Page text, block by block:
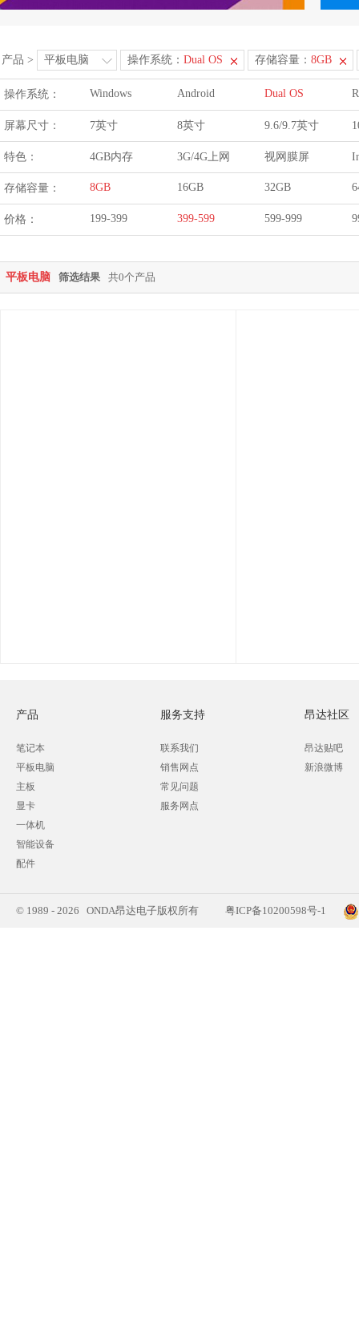
产品 > 平板电脑 操作系统： Dual OS 存储容量： 8GB
操作系统： Windows Android Dual OS
屏幕尺寸： 7英寸 8英寸 9.6/9.7英寸
特色： 4GB内存 3G/4G上网 视网膜屏
存储容量： 8GB 16GB 32GB
价格： 199-399 399-599 599-999
平板电脑 筛选结果 共0个产品
产品
笔记本
平板电脑
主板
显卡
一体机
智能设备
配件
服务支持
联系我们
销售网点
常见问题
服务网点
昂达社区
昂达贴吧
新浪微博
© 1989 - 2026 ONDA昂达电子版权所有 粤ICP备10200598号-1